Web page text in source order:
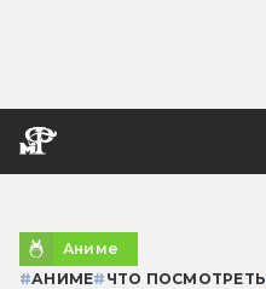
Аниме
#АНИМЕ# ЧТО ПОСМОТРЕТЬ